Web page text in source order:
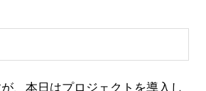
、本日はプロジェクトを導入し